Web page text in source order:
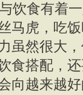
食有着一
马虎，吃
虽然很大
食搭配，
向越来越